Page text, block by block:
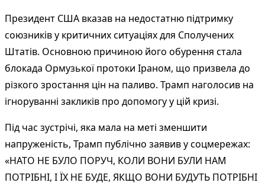
Президент США вказав на недостатню підтримку
союзників у критичних ситуаціях для Сполучених
Штатів. Основною причиною його обурення стала
блокада Ормузької протоки Іраном, що призвела до
різкого зростання цін на паливо. Трамп наголосив на
ігноруванні закликів про допомогу у цій кризі.
Під час зустрічі, яка мала на меті зменшити
напруженість, Трамп публічно заявив у соцмережах:
«НАТО НЕ БУЛО ПОРУЧ, КОЛИ ВОНИ БУЛИ НАМ
ПОТРІБНІ, І ЇХ НЕ БУДЕ, ЯКЩО ВОНИ БУДУТЬ ПОТРІБНІ